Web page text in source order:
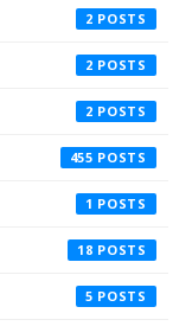
2
2
2
455
1
18
5